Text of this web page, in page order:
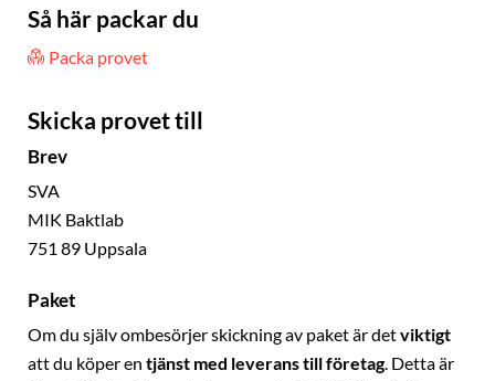
Så här packar du
Packa provet
Skicka provet till
Brev
SVA
MIK Baktlab
751 89 Uppsala
Paket
Om du själv ombesörjer skickning av paket är detviktigt
att du köper en tjänst med leverans till företag. Detta är